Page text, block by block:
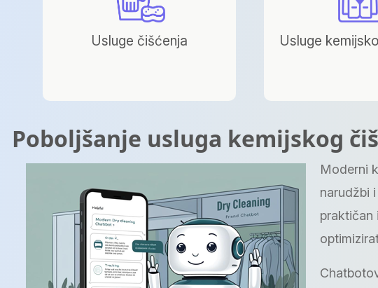
Usluge čišćenja Usluge
Poboljšanje usluga kemijskog
Moderni
narudžbi
praktičan